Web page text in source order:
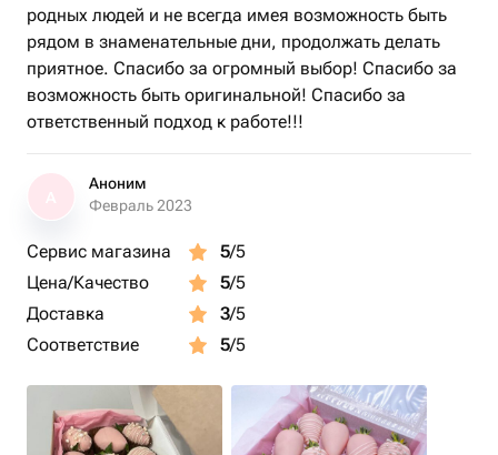
родных людей и не всегда имея возможность быть
рядом в знаменательные дни, продолжать делать
приятное. Спасибо за огромный выбор! Спасибо за
возможность быть оригинальной! Спасибо за
ответственный подход к работе!!!
Аноним
Февраль 2023
Сервис магазина 5/5
Цена/Качество
5/5
Доставка
3/5
Соответствие
5/5